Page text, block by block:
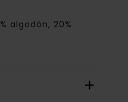
algodón, 20%